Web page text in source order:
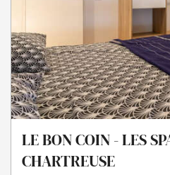
LE BON COIN - LES
CHARTREUSE